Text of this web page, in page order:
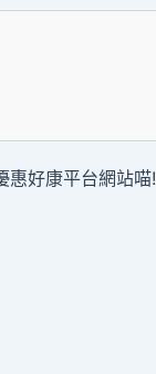
惠好康平台網站喵!